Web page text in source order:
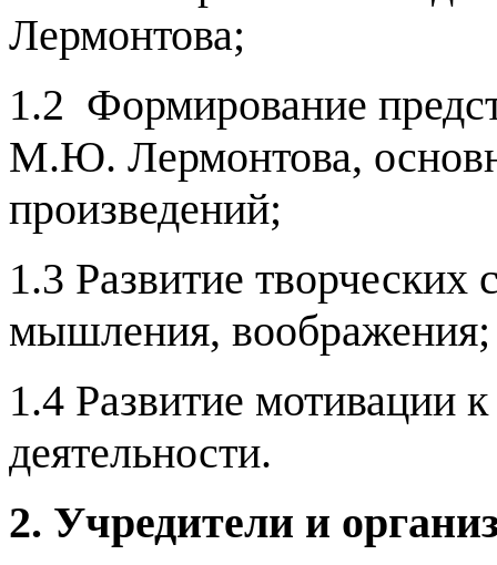
Лермонтова;
1.2 Формирование
М.Ю. Лермонтова,
произведений;
1.3 Развитие творческих
мышления, воображения;
1.4 Развитие мотивации
деятельности.
2. Учредители и